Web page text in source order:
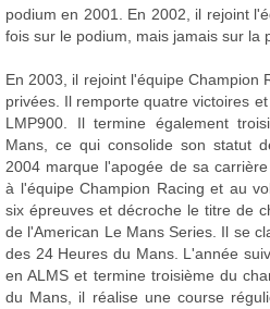
podium en 2001. En 2002, il rejoint
fois sur le podium, mais jamais sur la
En 2003, il rejoint l'équipe Champion
privées. Il remporte quatre victoires
LMP900. Il termine également
Mans, ce qui consolide son statut
2004 marque l'apogée de sa
à l'équipe Champion Racing et au
six épreuves et décroche le titre de
de l'American Le Mans Series. Il se
des 24 Heures du Mans. L'année
en ALMS et termine troisième du
du Mans, il réalise une course